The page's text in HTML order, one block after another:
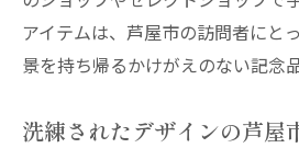
伝統の技術が光る芦屋市
芦屋市の特産品で特別な瞬間
特別な日のための芦屋市
アイテムは、芦屋市の訪問者にと
景を持ち帰るかけがえのない記念
洗練されたデザインの芦屋